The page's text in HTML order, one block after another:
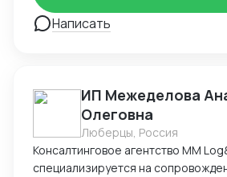
Написать
ИП Межеделова
Олеговна
Люберцы, Россия
Консалтинговое агентство MM
специализируется на